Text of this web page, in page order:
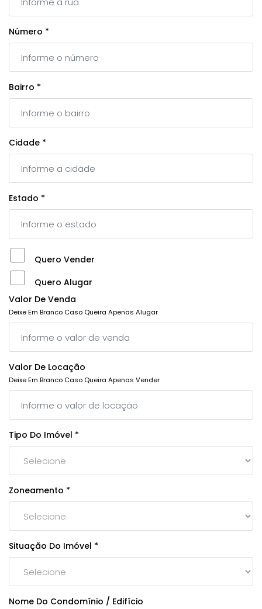
Número *
Bairro *
Cidade *
Estado *
Quero Vender
Quero Alugar
Valor De Venda
Deixe Em Branco Caso Queira Apenas Alugar
Valor De Locação
Deixe Em Branco Caso Queira Apenas Vender
Tipo Do Imóvel *
Zoneamento *
Situação Do Imóvel *
Nome Do Condomínio / Edifício